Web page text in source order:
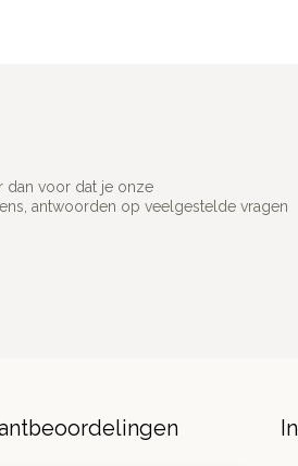
dan voor dat je onze
antwoorden op veelgestelde vragen